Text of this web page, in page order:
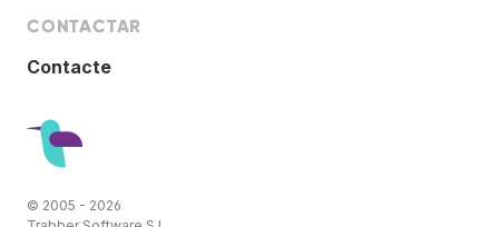
CONTACTAR
Contacte
© 2005 - 2026